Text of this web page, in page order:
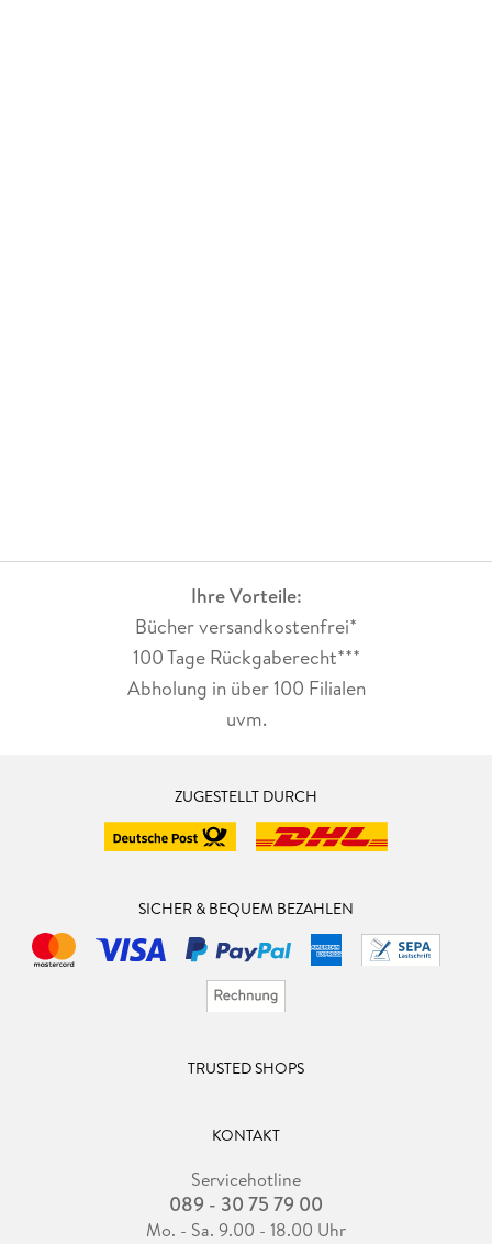
Ihre Vorteile:
Bücher versandkostenfrei*
100 Tage Rückgaberecht***
Abholung in über 100 Filialen
uvm.
ZUGESTELLT DURCH
SICHER & BEQUEM BEZAHLEN
TRUSTED SHOPS
KONTAKT
Servicehotline
089 - 30 75 79 00
Mo. - Sa. 9.00 - 18.00 Uhr